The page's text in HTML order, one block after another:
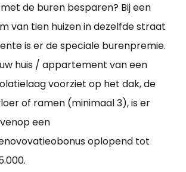
de buren besparen? Bij een
van tien huizen in dezelfde straat
is er de speciale burenpremie.
huis / appartement van een
voorziet op het dak, de
of ramen (minimaal 3), is er
een
oplopend tot